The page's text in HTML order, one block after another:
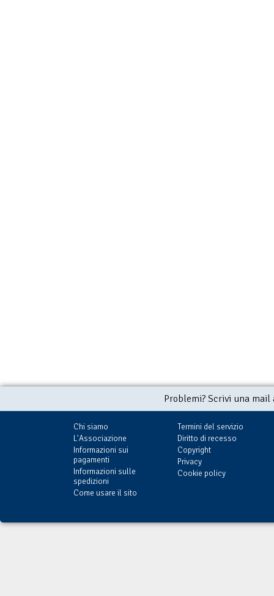
Problemi? Scrivi una
Chi siamo
L'Associazione
Informazioni sui
pagamenti
Informazioni sulle
spedizioni
Come usare il sito
Termini del servizio
Diritto di recesso
Copyright
Privacy
Cookie policy